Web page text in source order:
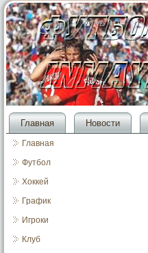
Главная Новости
Главная
Футбол
Хоккей
График
Игроки
Клуб